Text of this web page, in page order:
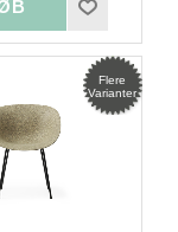
Flere
Varianter